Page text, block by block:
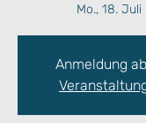
Mo., 18. Juli
Anmeldung